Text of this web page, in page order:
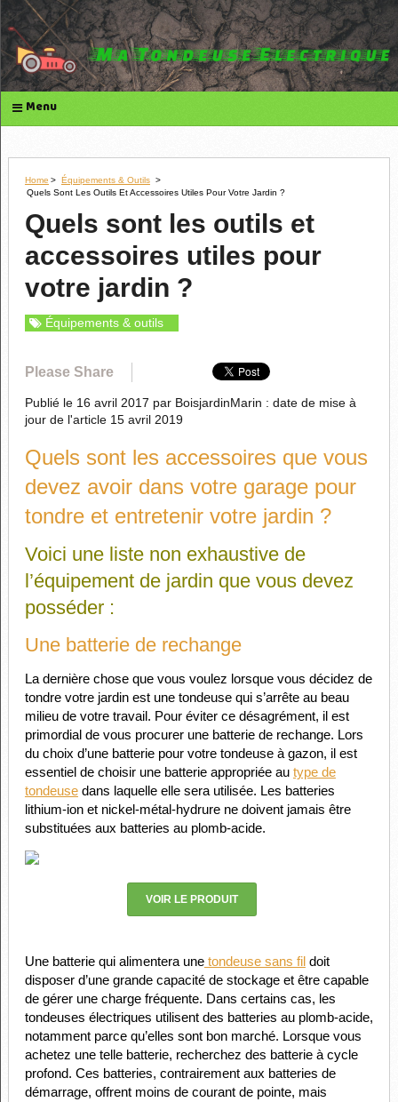
Menu
Home > Équipements & Outils >
Quels Sont Les Outils Et Accessoires Utiles Pour Votre Jardin ?
Quels sont les outils et
accessoires utiles pour
votre jardin ?
Équipements & outils
Please Share
Publié le 16 avril 2017 par BoisjardinMarin : date de mise à
jour de l'article 15 avril 2019
Quels sont les accessoires que vous
devez avoir dans votre garage pour
tondre et entretenir votre jardin ?
Voici une liste non exhaustive de
l’équipement de jardin que vous devez
posséder :
Une batterie de rechange
La dernière chose que vous voulez lorsque vous décidez de
tondre votre jardin est une tondeuse qui s’arrête au beau
milieu de votre travail. Pour éviter ce désagrément, il est
primordial de vous procurer une batterie de rechange. Lors
du choix d’une batterie pour votre tondeuse à gazon, il est
essentiel de choisir une batterie appropriée au type de
tondeusedans laquelle elle sera utilisée. Les batteries
lithium-ion et nickel-métal-hydrure ne doivent jamais être
substituées aux batteries au plomb-acide.
VOIR LE PRODUIT
Une batterie qui alimentera unetondeuse sans fildoit
disposer d’une grande capacité de stockage et être capable
de gérer une charge fréquente. Dans certains cas, les
tondeuses électriques utilisent des batteries au plomb-acide,
notamment parce qu’elles sont bon marché. Lorsque vous
achetez une telle batterie, recherchez des batterie à cycle
profond. Ces batteries, contrairement aux batteries de
démarrage, offrent moins de courant de pointe, mais